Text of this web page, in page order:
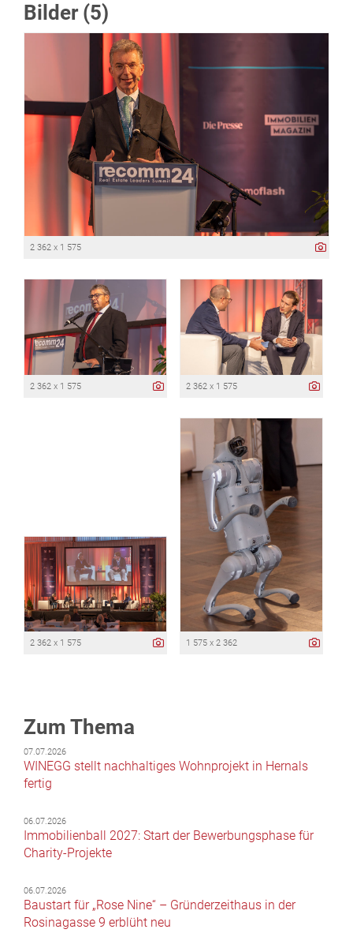
Bilder (5)
2 362 x 1 575
2 362 x 1 575 2 362 x 1 575
2 362 x 1 575 1 575 x 2 362
Zum Thema
07.07.2026
WINEGG stellt nachhaltiges Wohnprojekt in Hernals
fertig
06.07.2026
Immobilienball 2027: Start der Bewerbungsphase für
Charity-Projekte
06.07.2026
Baustart für „Rose Nine“ – Gründerzeithaus in der
Rosinagasse 9 erblüht neu